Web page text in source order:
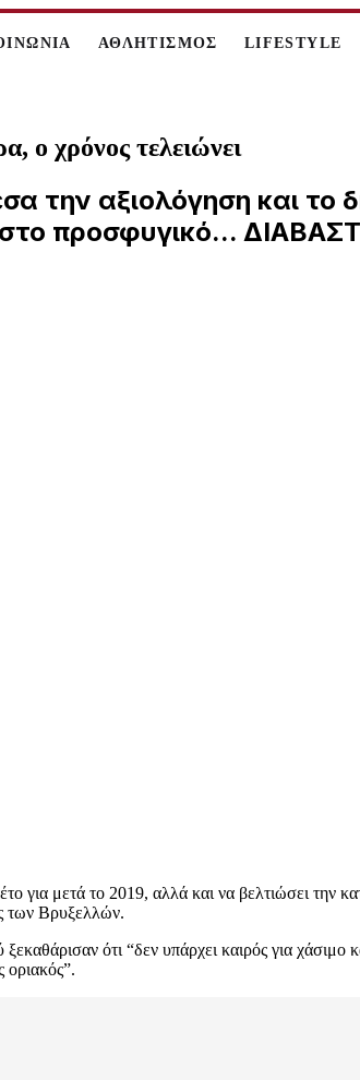
ΑΘΛΗΤΙΣΜΟΣ LIFESTYLE
ο χρόνος τελειώνει
την αξιολόγηση και το
στο προσφυγικό...
για μετά το 2019, αλλά και να βελτιώσει
των Βρυξελλών.
ότι “δεν υπάρχει καιρός για χάσιμο
οριακός”.